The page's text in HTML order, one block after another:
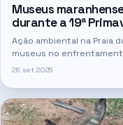
Museus
durante a 19ª
Ação ambiental na Praia
museus no
promoção da
26 set 2025